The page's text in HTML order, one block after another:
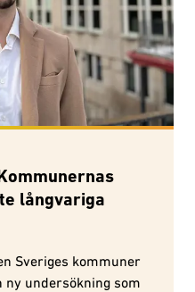
långvariga
Sveriges kommuner
ny undersökning som